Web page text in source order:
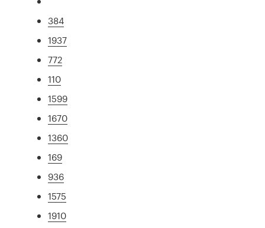
384
1937
772
110
1599
1670
1360
169
936
1575
1910